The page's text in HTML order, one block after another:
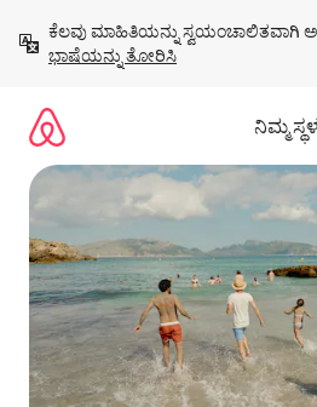
ಹೋಗಿ
ಕೆಲವು ಮಾಹಿತಿಯನ್ನು ಸ್ವಯಂಚಾಲಿತವಾಗಿ
ಭಾಷೆಯನ್ನು ತೋರಿಸಿ
ನಿಮ್ಮ